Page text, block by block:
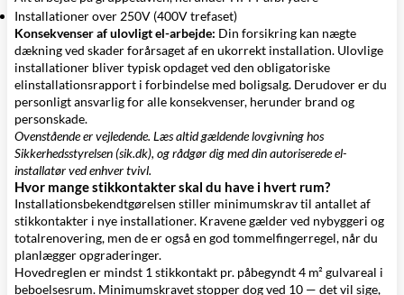
Installationer over 250V (400V trefaset)
Konsekvenser af ulovligt el-arbejde: Din forsikring kan nægte
dækning ved skader forårsaget af en ukorrekt installation. Ulovlige
installationer bliver typisk opdaget ved den obligatoriske
elinstallationsrapport i forbindelse med boligsalg. Derudover er du
personligt ansvarlig for alle konsekvenser, herunder brand og
personskade.
Ovenstående er vejledende. Læs altid gældende lovgivning hos
Sikkerhedsstyrelsen (sik.dk), og rådgør dig med din autoriserede el-
installatør ved enhver tvivl.
Hvor mange stikkontakter skal du have i hvert rum?
Installationsbekendtgørelsen stiller minimumskrav til antallet af
stikkontakter i nye installationer. Kravene gælder ved nybyggeri og
totalrenovering, men de er også en god tommelfingerregel, når du
planlægger opgraderinger.
Hovedreglen er mindst 1 stikkontakt pr. påbegyndt 4 m² gulvareal i
beboelsesrum. Minimumskravet stopper dog ved 10 — det vil sige,